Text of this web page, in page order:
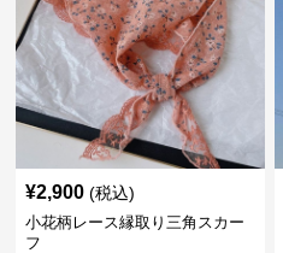
¥2,900 (税込)
小花柄レース縁取り三角スカー
フ